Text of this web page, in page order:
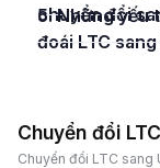
chuyển đổi
5. Những yếu tố nào ảnh hưởng đến tỷ giá hối
đoái LTC sang
Chuyển đổi
Chuyển đổi LTC